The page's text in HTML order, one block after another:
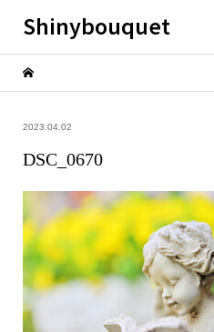
Shinybouquet
2023.04.02
DSC_0670